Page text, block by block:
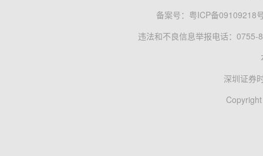
备案号： 粤ICP备09109218
违法和不良信息举报电话：0755-
深圳证券